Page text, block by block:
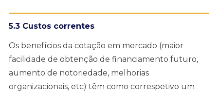
5.3 Custos correntes
Os benefícios da cotação em mercado (maior
facilidade de obtenção de financiamento futuro,
aumento de notoriedade, melhorias
organizacionais, etc) têm como correspetivo um